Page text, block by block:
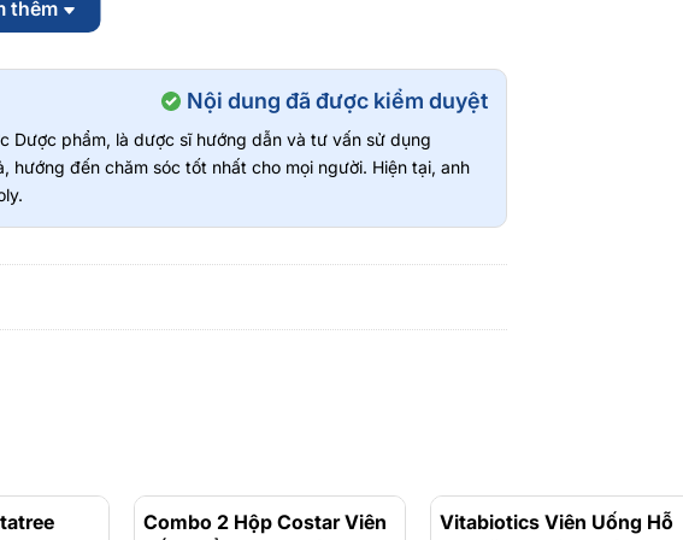
sản phẩm
hoặc các tình trạng cần hạn chế bổ sung canxi nếu chưa
tham khảo ý kiến chuyên gia y tế trước khi dùng
tránh ánh nắng trực tiếp.
thêm
Nội dung đã được kiểm duyệt
Dược phẩm, là dược sĩ hướng dẫn và tư vấn sử dụng
hướng đến chăm sóc tốt nhất cho mọi người. Hiện tại, anh
Combo 2 Hộp Costar Viên
- 10%
Vitabiotics Viên Uống Hỗ